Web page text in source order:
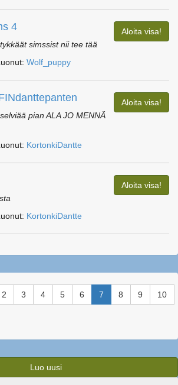
Aloita visa!
4
simssist nii tee tää
Wolf_puppy
Aloita visa!
pian ALA JO MENNÄ
KortonkiDantte
Aloita visa!
KortonkiDantte
2 3 4 5 6 7 8 9 10
Luo uusi